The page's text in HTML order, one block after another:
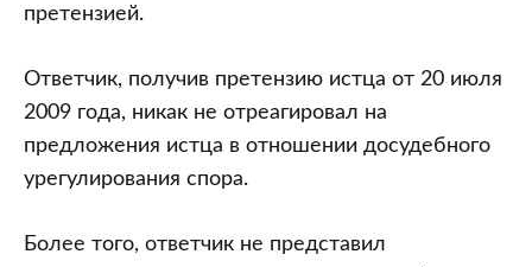
претензией.
Ответчик, получив претензию истца от 20 июля
2009 года, никак не отреагировал на
предложения истца в отношении досудебного
урегулирования спора.
Более того, ответчик не представил